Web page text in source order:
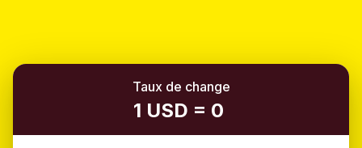
Taux de change
1 USD = 0